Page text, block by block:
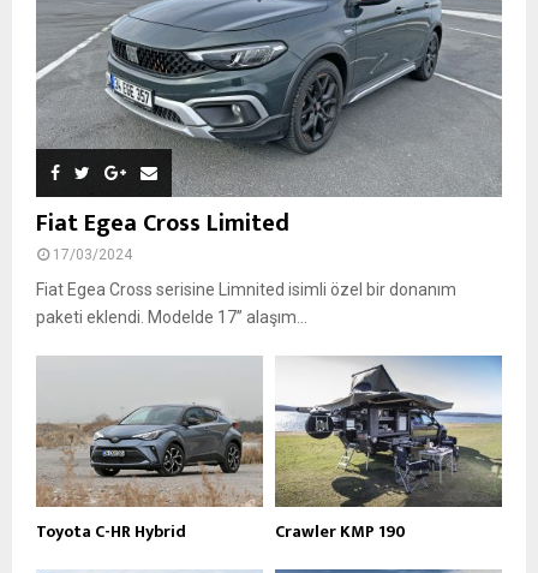
Fiat Egea Cross Limited
17/03/2024
Fiat Egea Cross serisine Limnited isimli özel bir donanım
paketi eklendi. Modelde 17’’ alaşım...
Toyota C-HR Hybrid Crawler KMP 190